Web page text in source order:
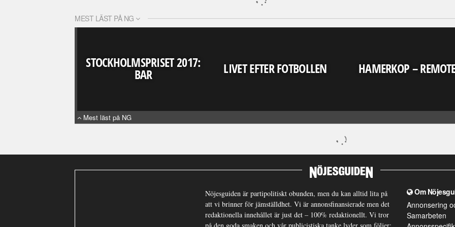
MEST LÄST PÅ NG
STOCKHOLMSPRISET 2017:
BAR LIVET EFTER FOTBOLLEN HAMERKOP –
Mest läst på NG
Nöjesguiden är partipolitiskt obunden, men du kan alltid lita på
att vi brinner för jämställdhet. Vi är annonsfinansierade men det
redaktionella innehållet är just det – 100% redaktionellt. Vi tror
Om
Annonsering
Samarbeten